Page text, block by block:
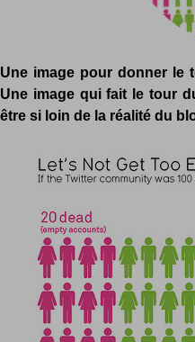
Une image pour donner le
Une image qui fait le tour
être si loin de la réalité du